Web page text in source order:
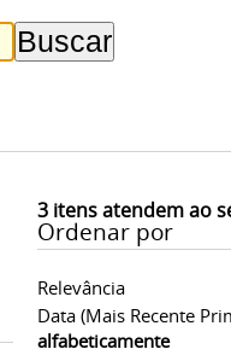
3itens atendem ao
Ordenar por
Relevância
Data (mais Recente
alfabeticamente